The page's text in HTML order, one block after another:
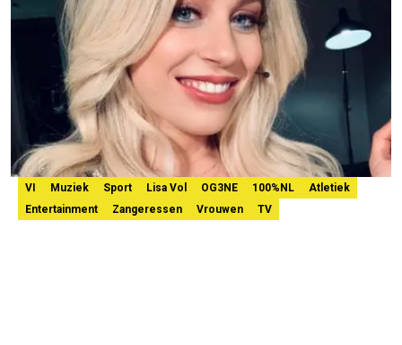
VI Muziek Sport Lisa Vol OG3NE 100%NL
Atletiek
Entertainment
Zangeressen Vrouwen TV